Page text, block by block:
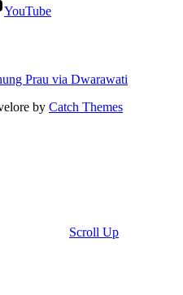
YouTube
Prau via Dwarawati
by Catch Themes
Scroll Up